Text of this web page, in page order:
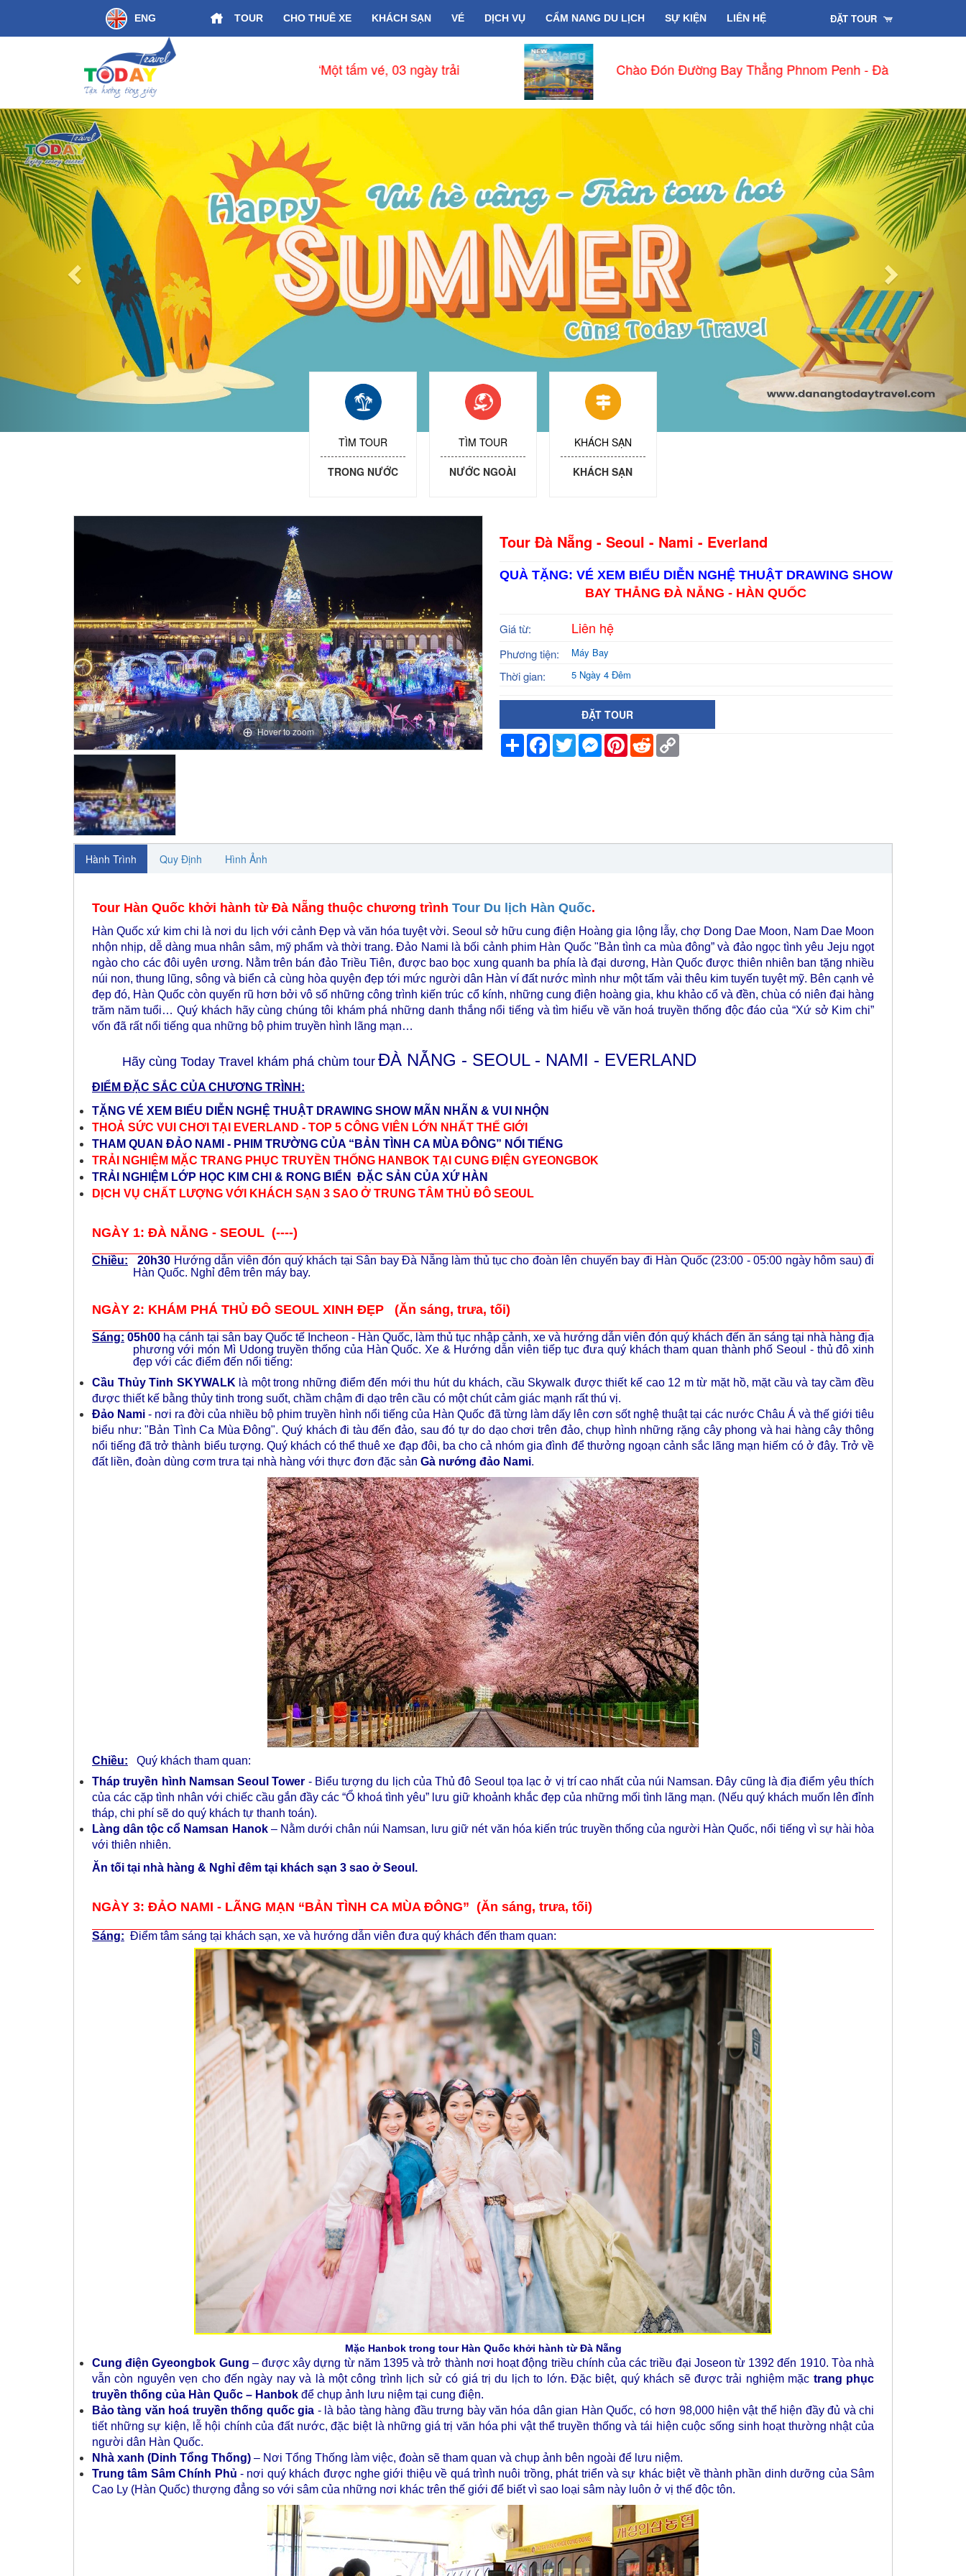
ENG TOUR CHO THUÊ XE KHÁCH SẠN VÉ DỊCH VỤ CẨM NANG DU LỊCH SỰ KIỆN LIÊN HỆ ĐẶT TOUR
ĐÃI] Chưa Từng Có “Một tấm vé, 03 ngày trải Chào Đón Đường Bay Thẳng Phnom Penh - Đà Nẵng từ 15/01/2026
Previous Next
TÌM TOUR
TRONG NƯỚC
TÌM TOUR
NƯỚC NGOÀI
KHÁCH SẠN
KHÁCH SẠN
Hover to zoom
Tour Đà Nẵng - Seoul - Nami - Everland
QUÀ TẶNG: VÉ XEM BIỂU DIỄN NGHỆ THUẬT DRAWING SHOW
BAY THẲNG ĐÀ NẴNG - HÀN QUỐC
Giá từ: Liên hệ
Phương tiện: Máy Bay
Thời gian: 5 Ngày 4 Đêm
ĐẶT TOUR
ShareFacebook
TwitterMessenger
PinterestRedditCopy
Link
Hành Trình Quy Định Hình Ảnh
Tour Hàn Quốc khởi hành từ Đà Nẵng thuộc chương trình Tour Du lịch Hàn Quốc.
Hàn Quốc xứ kim chi là nơi du lịch với cảnh Đẹp và văn hóa tuyệt vời. Seoul sở hữu cung điện Hoàng gia lộng lẫy, chợ Dong Dae Moon, Nam Dae Moon
nhộn nhịp, dễ dàng mua nhân sâm, mỹ phẩm và thời trang. Đảo Nami là bối cảnh phim Hàn Quốc "Bản tình ca mùa đông” và đảo ngọc tình yêu Jeju ngọt
ngào cho các đôi uyên ương. Nằm trên bán đảo Triều Tiên, được bao bọc xung quanh ba phía là đại dương, Hàn Quốc được thiên nhiên ban tặng nhiều
núi non, thung lũng, sông và biển cả cùng hòa quyện đẹp tới mức người dân Hàn ví đất nước mình như một tấm vải thêu kim tuyến tuyệt mỹ. Bên cạnh vẻ
đẹp đó, Hàn Quốc còn quyến rũ hơn bởi vô số những công trình kiến trúc cổ kính, những cung điện hoàng gia, khu khảo cổ và đền, chùa có niên đại hàng
trăm năm tuổi… Quý khách hãy cùng chúng tôi khám phá những danh thắng nổi tiếng và tìm hiểu về văn hoá truyền thống độc đáo của “Xứ sở Kim chi”
vốn đã rất nổi tiếng qua những bộ phim truyền hình lãng mạn…
Hãy cùng Today Travel khám phá chùm tour ĐÀ NẴNG - SEOUL - NAMI - EVERLAND
ĐIỂM ĐẶC SẮC CỦA CHƯƠNG TRÌNH:
TẶNG VÉ XEM BIỂU DIỄN NGHỆ THUẬT DRAWING SHOW MÃN NHÃN & VUI NHỘN
THOẢ SỨC VUI CHƠI TẠI EVERLAND - TOP 5 CÔNG VIÊN LỚN NHẤT THẾ GIỚI
THAM QUAN ĐẢO NAMI - PHIM TRƯỜNG CỦA “BẢN TÌNH CA MÙA ĐÔNG” NỔI TIẾNG
TRẢI NGHIỆM MẶC TRANG PHỤC TRUYỀN THỐNG HANBOK TẠI CUNG ĐIỆN GYEONGBOK
TRẢI NGHIỆM LỚP HỌC KIM CHI & RONG BIỂN ĐẶC SẢN CỦA XỨ HÀN
DỊCH VỤ CHẤT LƯỢNG VỚI KHÁCH SẠN 3 SAO Ở TRUNG TÂM THỦ ĐÔ SEOUL
NGÀY 1: ĐÀ NẴNG - SEOUL (----)
Chiều: 20h30 Hướng dẫn viên đón quý khách tại Sân bay Đà Nẵng làm thủ tục cho đoàn lên chuyến bay đi Hàn Quốc (23:00 - 05:00 ngày hôm sau)đi
Hàn Quốc. Nghỉ đêm trên máy bay.
NGÀY 2: KHÁM PHÁ THỦ ĐÔ SEOUL XINH ĐẸP (Ăn sáng, trưa, tối)
Sáng: 05h00 hạ cánh tại sân bay Quốc tế Incheon - Hàn Quốc, làm thủ tục nhập cảnh, xe và hướng dẫn viên đón quý khách đến ăn sáng tại nhà hàng địa
phương với món Mì Udong truyền thống của Hàn Quốc. Xe & Hướng dẫn viên tiếp tục đưa quý khách tham quan thành phố Seoul - thủ đô xinh
đẹp với các điểm đến nổi tiếng:
Cầu Thủy Tinh SKYWALK là một trong những điểm đến mới thu hút du khách, cầu Skywalk được thiết kế cao 12 m từ mặt hồ, mặt cầu và tay cầm đều
được thiết kế bằng thủy tinh trong suốt, chầm chậm đi dạo trên cầu có một chút cảm giác mạnh rất thú vị.
Đảo Nami - nơi ra đời của nhiều bộ phim truyền hình nổi tiếng của Hàn Quốc đã từng làm dấy lên cơn sốt nghệ thuật tại các nước Châu Á và thế giới tiêu
biểu như: "Bản Tình Ca Mùa Đông". Quý khách đi tàu đến đảo, sau đó tự do dạo chơi trên đảo, chụp hình những rặng cây phong và hai hàng cây thông
nổi tiếng đã trở thành biểu tượng. Quý khách có thể thuê xe đạp đôi, ba cho cả nhóm gia đình để thưởng ngoạn cảnh sắc lãng mạn hiếm có ở đây. Trở về
đất liền, đoàn dùng cơm trưa tại nhà hàng với thực đơn đặc sản Gà nướng đảo Nami.
Chiều: Quý khách tham quan:
Tháp truyền hình Namsan Seoul Tower - Biểu tượng du lịch của Thủ đô Seoul tọa lạc ở vị trí cao nhất của núi Namsan. Đây cũng là địa điểm yêu thích
của các cặp tình nhân với chiếc cầu gắn đầy các “Ổ khoá tình yêu” lưu giữ khoảnh khắc đẹp của những mối tình lãng mạn. (Nếu quý khách muốn lên đỉnh
tháp, chi phí sẽ do quý khách tự thanh toán).
Làng dân tộc cổ Namsan Hanok– Nằm dưới chân núi Namsan, lưu giữ nét văn hóa kiến trúc truyền thống của người Hàn Quốc, nổi tiếng vì sự hài hòa
với thiên nhiên.
Ăn tối tại nhà hàng & Nghỉ đêm tại khách sạn 3 sao ở Seoul.
NGÀY 3: ĐẢO NAMI - LÃNG MẠN “BẢN TÌNH CA MÙA ĐÔNG” (Ăn sáng, trưa, tối)
Sáng: Điểm tâm sáng tại khách sạn, xe và hướng dẫn viên đưa quý khách đến tham quan:
Mặc Hanbok trong tour Hàn Quốc khởi hành từ Đà Nẵng
Cung điện Gyeongbok Gung – được xây dựng từ năm 1395 và trở thành nơi hoạt động triều chính của các triều đại Joseon từ 1392 đến 1910. Tòa nhà
vẫn còn nguyên vẹn cho đến ngày nay và là một công trình lịch sử có giá trị du lịch to lớn. Đặc biệt, quý khách sẽ được trải nghiệm mặc trang phục
truyền thống của Hàn Quốc – Hanbok để chụp ảnh lưu niệm tại cung điện.
Bảo tàng văn hoá truyền thống quốc gia - là bảo tàng hàng đầu trưng bày văn hóa dân gian Hàn Quốc, có hơn 98,000 hiện vật thể hiện đầy đủ và chi
tiết những sự kiện, lễ hội chính của đất nước, đặc biệt là những giá trị văn hóa phi vật thể truyền thống và tái hiện cuộc sống sinh hoạt thường nhật của
người dân Hàn Quốc.
Nhà xanh (Dinh Tổng Thống) – Nơi Tổng Thống làm việc, đoàn sẽ tham quan và chụp ảnh bên ngoài để lưu niệm.
Trung tâm Sâm Chính Phủ - nơi quý khách được nghe giới thiệu về quá trình nuôi trồng, phát triển và sự khác biệt về thành phần dinh dưỡng của Sâm
Cao Ly (Hàn Quốc) thượng đẳng so với sâm của những nơi khác trên thế giới để biết vì sao loại sâm này luôn ở vị thế độc tôn.